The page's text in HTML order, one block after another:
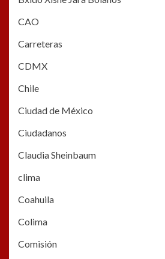
CAO
Carreteras
CDMX
Chile
Ciudad de México
Ciudadanos
Claudia Sheinbaum
clima
Coahuila
Colima
Comisión